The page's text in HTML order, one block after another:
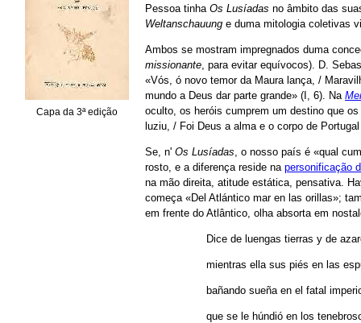
Capa da 3ª edição
Pessoa tinha Os Lusíadas no âmbito das
Weltanschauung e duma mitologia coletivas
Ambos se mostram impregnados duma
missionante , para evitar equívocos). D.
«Vós, ó novo temor da Maura lança, /
mundo a Deus dar parte grande» (I, 6). Na
oculto, os heróis cumprem um destino que
luziu, / Foi Deus a alma e o corpo de
Se, n' Os Lusíadas , o nosso país é «qual
rosto, e a diferença reside na personificação
na mão direita, atitude estática, pensativa.
começa «Del Atlántico mar en las orillas»;
em frente do Atlântico, olha absorta em
Dice de luengas tierras y de
mientras ella sus piés en las
bañando sueña en el fatal
que se le húndió en los